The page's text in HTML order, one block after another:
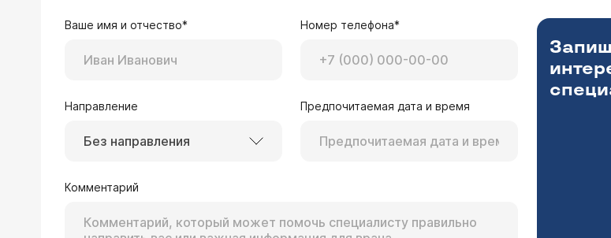
Ваше имя и отчество* Номер телефона*
Направление
Без направления
Предпочитаемая дата и время
Комментарий